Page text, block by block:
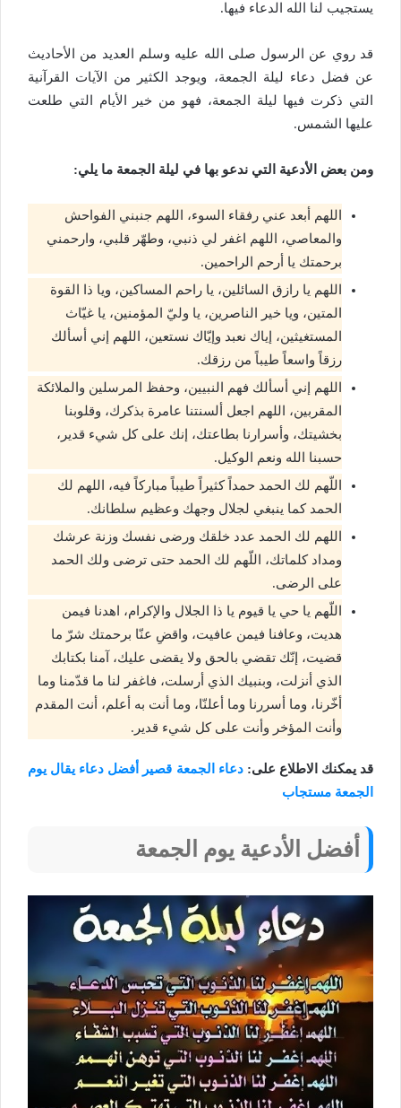
يستجيب لنا الله الدعاء فيها.
قد روي عن الرسول صلى الله عليه وسلم العديد من الأحاديث
عن فضل دعاء ليلة الجمعة، ويوجد الكثير من الآيات القرآنية
التي ذكرت فيها ليلة الجمعة، فهو من خير الأيام التي طلعت
عليها الشمس.
ومن بعض الأدعية التي ندعو بها في ليلة الجمعة ما يلي:
اللهم أبعد عني رفقاء السوء، اللهم جنبني الفواحش
والمعاصي، اللهم اغفر لي ذنبي، وطهّر قلبي، وارحمني
برحمتك يا أرحم الراحمين.
اللهم يا رازق السائلين، يا راحم المساكين، ويا ذا القوة
المتين، ويا خير الناصرين، يا وليّ المؤمنين، يا غيّاث
المستغيثين، إياك نعبد وإيّاك نستعين، اللهم إني أسألك
رزقاً واسعاً طيباً من رزقك.
اللهم إني أسألك فهم النبيين، وحفظ المرسلين والملائكة
المقربين، اللهم اجعل ألسنتنا عامرة بذكرك، وقلوبنا
بخشيتك، وأسرارنا بطاعتك، إنك على كل شيء قدير،
حسبنا الله ونعم الوكيل.
اللّهم لك الحمد حمداً كثيراً طيباً مباركاً فيه، اللهم لك
الحمد كما ينبغي لجلال وجهك وعظيم سلطانك.
اللهم لك الحمد عدد خلقك ورضى نفسك وزنة عرشك
ومداد كلماتك، اللّهم لك الحمد حتى ترضى ولك الحمد
على الرضى.
اللّهم يا حي يا قيوم يا ذا الجلال والإكرام، اهدنا فيمن
هديت، وعافنا فيمن عافيت، واقضِ عنّا برحمتك شرّ ما
قضيت، إنّك تقضي بالحق ولا يقضى عليك، آمنا بكتابك
الذي أنزلت، وبنبيك الذي أرسلت، فاغفر لنا ما قدّمنا وما
أخّرنا، وما أسررنا وما أعلنّا، وما أنت به أعلم، أنت المقدم
وأنت المؤخر وأنت على كل شيء قدير.
قد يمكنك الاطلاع على:دعاء الجمعة قصير أفضل دعاء يقال يوم
الجمعة مستجاب
أفضل الأدعية يوم الجمعة